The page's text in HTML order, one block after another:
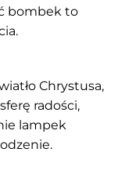
bombek to
Chrystusa,
radości,
lampek